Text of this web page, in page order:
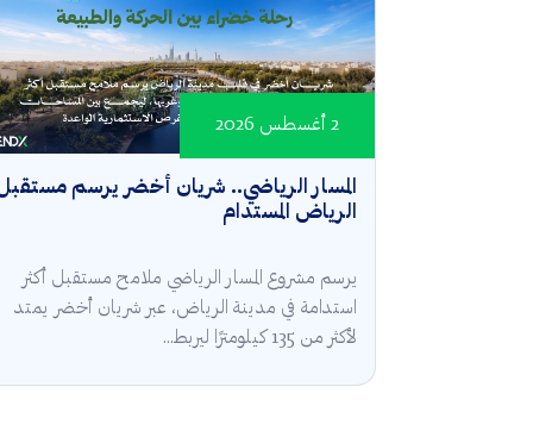
المسار الرياضي.. شريان أخضر يرسم
الرياض المستدام
2 أغسطس 2026
يرسم مشروع المسار الرياضي ملامح مستقبل أكثر
استدامة في مدينة الرياض، عبر شريان أخضر يمتد
لأكثر من 135 كيلومترًا ليربط...